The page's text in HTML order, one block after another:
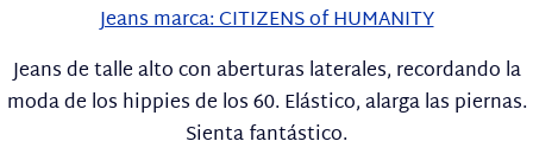
Jeans marca: CITIZENS of HUMANITY
Jeans de talle alto con aberturas laterales, recordando la
moda de los hippies de los 60. Elástico, alarga las piernas.
Sienta fantástico.